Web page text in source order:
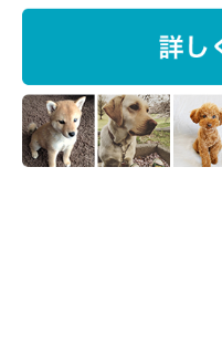
肺炎は、状況によっては急
病気です。しかし、誤嚥性
いうことはありません。大